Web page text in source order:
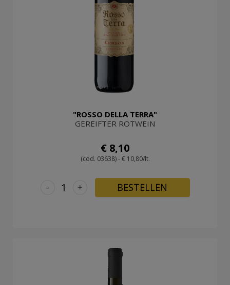
"ROSSO DELLA TERRA"
GEREIFTER ROTWEIN
€ 8,10
(cod. 03638) - € 10,80/lt.
+
- BESTELLEN